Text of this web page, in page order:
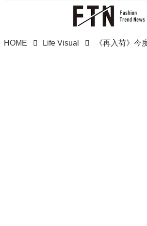
HOME Life Visual